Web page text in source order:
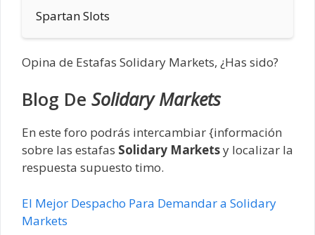
Spartan Slots
Opina de Estafas Solidary Markets, ¿Has sido?
Blog De Solidary Markets
En este foro podrás intercambiar {información
sobre las estafas Solidary Marketsy localizar la
respuesta supuesto timo.
El Mejor Despacho Para Demandar a Solidary
Markets